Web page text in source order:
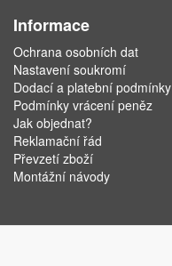
Informace
Ochrana osobních dat
Nastavení soukromí
Dodací a platební podmínky
Podmínky vrácení peněz
Jak objednat?
Reklamační řád
Převzetí zboží
Montážní návody